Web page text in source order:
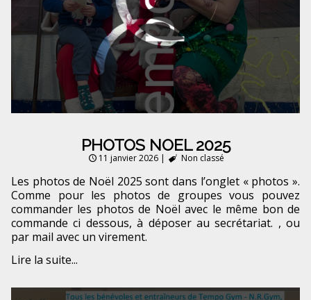
PHOTOS NOEL 2025
11 janvier 2026 | Non classé
Les photos de Noël 2025 sont dans l’onglet « photos ».
Comme pour les photos de groupes vous pouvez
commander les photos de Noël avec le même bon de
commande ci dessous, à déposer au secrétariat. , ou
par mail avec un virement.
Lire la suite...